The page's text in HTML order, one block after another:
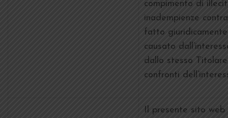
compimento di
inadempienze
fatto
causato
dallo stesso
confronti
Il presente sito